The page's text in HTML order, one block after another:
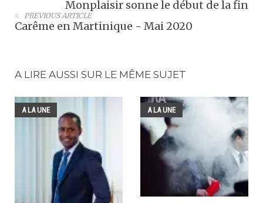
Monplaisir sonne le début de la fin
PREVIOUS ARTICLE
Carême en Martinique - Mai 2020
A LIRE AUSSI SUR LE MÊME SUJET
A LA UNE A LA UNE